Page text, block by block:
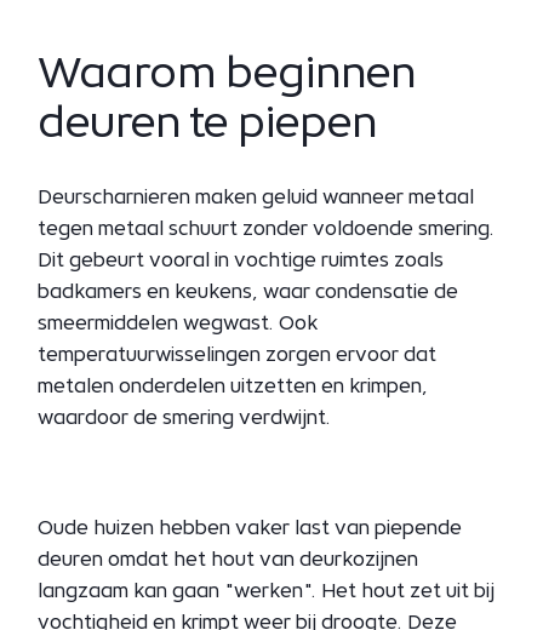
Waarom beginnen
deuren te piepen
Deurscharnieren maken geluid wanneer metaal
tegen metaal schuurt zonder voldoende smering.
Dit gebeurt vooral in vochtige ruimtes zoals
badkamers en keukens, waar condensatie de
smeermiddelen wegwast. Ook
temperatuurwisselingen zorgen ervoor dat
metalen onderdelen uitzetten en krimpen,
waardoor de smering verdwijnt.
Oude huizen hebben vaker last van piepende
deuren omdat het hout van deurkozijnen
langzaam kan gaan "werken". Het hout zet uit bij
vochtigheid en krimpt weer bij droogte. Deze